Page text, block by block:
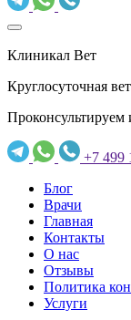
Клиникал Вет
Круглосуточная
+7 499
Блог
Врачи
Главная
Контакты
О нас
Отзывы
Политика
Услуги